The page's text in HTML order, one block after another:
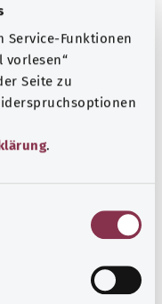
Service-Funktionen
vorlesen“
Seite zu
.